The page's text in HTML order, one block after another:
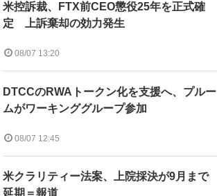
米控訴裁、FTX前CEO懲役25年を正式確
定 上訴棄却の効力発生
08/07 13:20
DTCCのRWAトークン化を支援へ、プルー
ムがワーキンググループ参加
08/07 12:45
米クラリティー法案、上院採決が9月まで
延期＝報道